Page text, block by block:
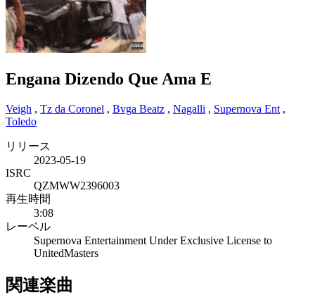
Engana Dizendo Que Ama E
Veigh , Tz da Coronel , Bvga Beatz , Nagalli , Supernova Ent ,
Toledo
リリース
2023-05-19
ISRC
QZMWW2396003
再生時間
3:08
レーベル
Supernova Entertainment Under Exclusive License to
UnitedMasters
関連楽曲